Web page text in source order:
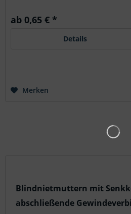
gerändeltem Rundschaft werden
nicht möglich ist. Diese
ab 0,65 € *
Details
Merken
Blindnietmuttern mit
abschließende